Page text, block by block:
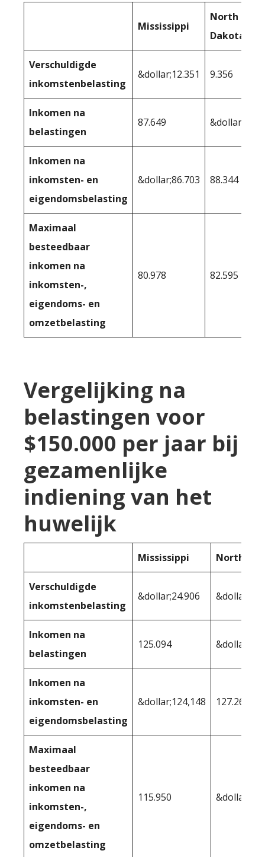
Mississippi
North
Dakota
Verschuldigde
inkomstenbelasting
&dollar;12.351 9.356
Inkomen na
belastingen
87.649
Inkomen na
inkomsten- en
eigendomsbelasting
&dollar;86.703 88.344
Maximaal
besteedbaar
inkomen na
inkomsten-,
eigendoms- en
omzetbelasting
80.978 82.595
Vergelijking na
belastingen voor
$150.000 per jaar bij
gezamenlijke
indiening van het
huwelijk
Mississippi North
Verschuldigde
inkomstenbelasting
&dollar;24.906
Inkomen na
belastingen
125.094
Inkomen na
inkomsten- en
eigendomsbelasting
&dollar;124,148 127.269
Maximaal
besteedbaar
inkomen na
inkomsten-,
eigendoms- en
omzetbelasting
115.950